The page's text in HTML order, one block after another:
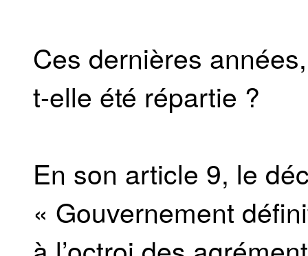
Ces dernières
t-elle été répartie ?
En son article 9, le
« Gouvernement